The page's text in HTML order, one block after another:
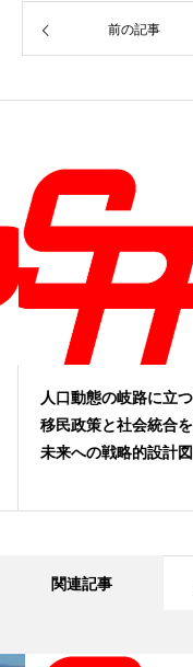
前の記事
人口動態の岐路に立つ
移民政策と社会統合を
未来への戦略的設計図
関連記事